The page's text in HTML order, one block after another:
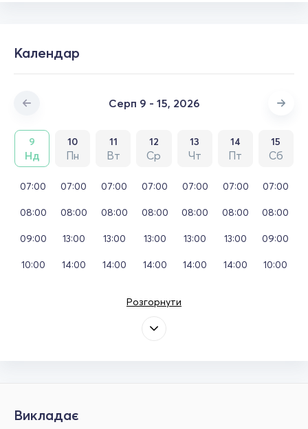
Календар
Серп 9 - 15, 2026
9
Нд
10
Пн
11
Вт
12
Ср
13
Чт
14
Пт
15
Сб
07:00
08:00
09:00
10:00
07:00
08:00
13:00
14:00
07:00
08:00
13:00
14:00
07:00
08:00
13:00
14:00
07:00
08:00
13:00
14:00
07:00
08:00
13:00
14:00
07:00
08:00
09:00
10:00
Розгорнути
Викладає